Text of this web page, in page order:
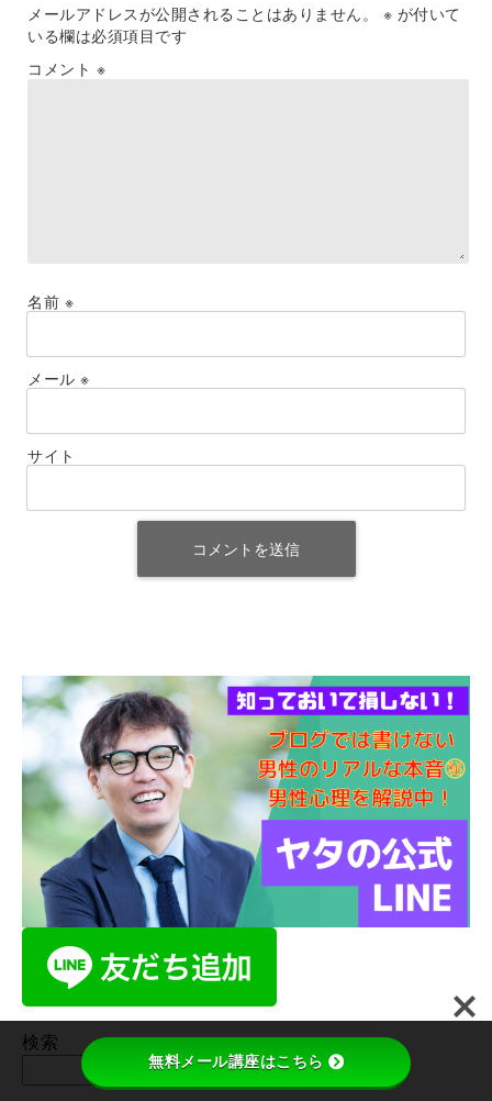
メールアドレスが公開されることはありません。 ※ が付いて
いる欄は必須項目です
コメント ※
名前 ※
メール ※
サイト
検索
検索
無料メール講座はこちら